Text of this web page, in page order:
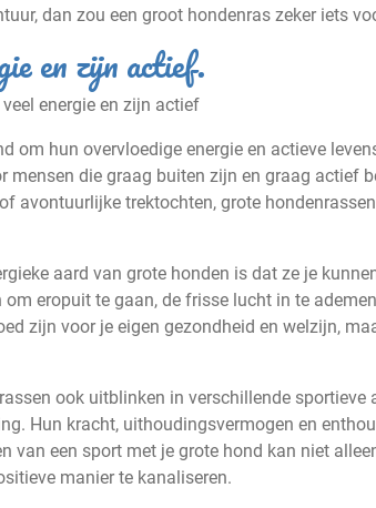
dan zou een groot hondenras zeker iets
en zijn actief.
energie en zijn actief
om hun overvloedige energie en actieve
mensen die graag buiten zijn en graag actief
avontuurlijke trektochten, grote
aard van grote honden is dat ze je
eropuit te gaan, de frisse lucht in te
zijn voor je eigen gezondheid en welzijn,
ook uitblinken in verschillende
Hun kracht, uithoudingsvermogen en
van een sport met je grote hond kan niet
manier te kanaliseren.